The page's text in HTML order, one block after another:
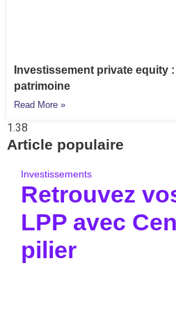
Investissement private equity
patrimoine
Read More »
Article populaire
Investissements
Retrouvez
LPP avec
pilier